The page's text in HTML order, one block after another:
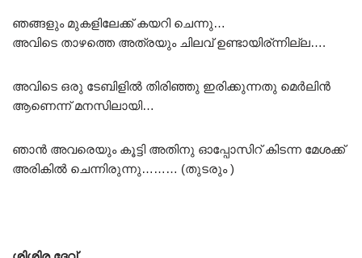
ഞങ്ങളും മുകളിലേക്ക് കയറി ചെന്നു…
അവിടെ താഴത്തെ അത്രയും ചിലവ് ഉണ്ടായിര്ന്നില്ല….
അവിടെ ഒരു ടേബിളിൽ തിരിഞ്ഞു ഇരിക്കുന്നതു മെർലിൻ
ആണെന്ന് മനസിലായി…
ഞാൻ അവരെയും കൂട്ടി അതിനു ഓപ്പോസിറ് കിടന്ന മേശക്ക്
അരികിൽ ചെന്നിരുന്നു……… (തുടരും )